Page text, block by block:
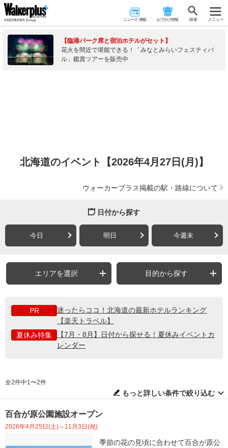
ニュース･連載 おでかけ情報 検 索 メニュー
【臨港パーク席と宿泊ホテルがセット】
花火を間近で堪能できる！「みなとみらいフェスティバ
ル」鑑賞ツアーを販売中
北海道のイベント【2026年4月27日(月)】
ウォーカープラス掲載の駅・路線について
日付から探す
今日 明日 今週末
エリアを選択 目的から探す
PR
迷ったらココ！北海道の最新ホテルランキング
【楽天トラベル】
夏休み特集
【7月・8月】日付から探せる！夏休みイベントカ
レンダー
全2件中1〜2件
もっと詳しい条件で絞り込む
百合が原公園施設オープン
2026年4月25日(土)～11月3日(祝)
季節の花の見頃に合わせて百合が原公